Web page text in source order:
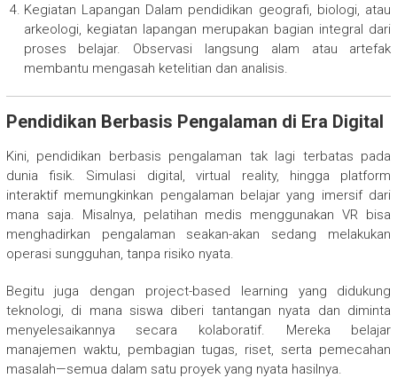
Kegiatan Lapangan Dalam pendidikan geografi, biologi, atau
arkeologi, kegiatan lapangan merupakan bagian integral dari
proses belajar. Observasi langsung alam atau artefak
membantu mengasah ketelitian dan analisis.
Pendidikan Berbasis Pengalaman di Era Digital
Kini, pendidikan berbasis pengalaman tak lagi terbatas pada
dunia fisik. Simulasi digital, virtual reality, hingga platform
interaktif memungkinkan pengalaman belajar yang imersif dari
mana saja. Misalnya, pelatihan medis menggunakan VR bisa
menghadirkan pengalaman seakan-akan sedang melakukan
operasi sungguhan, tanpa risiko nyata.
Begitu juga dengan project-based learning yang didukung
teknologi, di mana siswa diberi tantangan nyata dan diminta
menyelesaikannya secara kolaboratif. Mereka belajar
manajemen waktu, pembagian tugas, riset, serta pemecahan
masalah—semua dalam satu proyek yang nyata hasilnya.